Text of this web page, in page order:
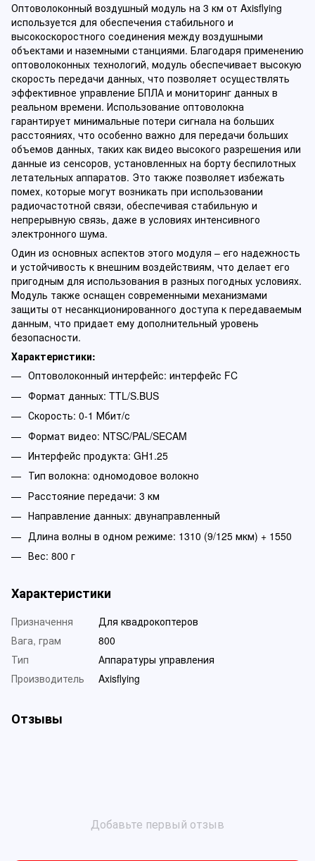
Оптоволоконный воздушный модуль на 3 км от Axisflying
используется для обеспечения стабильного и
высокоскоростного соединения между воздушными
объектами и наземными станциями. Благодаря применению
оптоволоконных технологий, модуль обеспечивает высокую
скорость передачи данных, что позволяет осуществлять
эффективное управление БПЛА и мониторинг данных в
реальном времени. Использование оптоволокна
гарантирует минимальные потери сигнала на больших
расстояниях, что особенно важно для передачи больших
объемов данных, таких как видео высокого разрешения или
данные из сенсоров, установленных на борту беспилотных
летательных аппаратов. Это также позволяет избежать
помех, которые могут возникать при использовании
радиочастотной связи, обеспечивая стабильную и
непрерывную связь, даже в условиях интенсивного
электронного шума.
Один из основных аспектов этого модуля – его надежность
и устойчивость к внешним воздействиям, что делает его
пригодным для использования в разных погодных условиях.
Модуль также оснащен современными механизмами
защиты от несанкционированного доступа к передаваемым
данным, что придает ему дополнительный уровень
безопасности.
Характеристики:
Оптоволоконный интерфейс: интерфейс FC
Формат данных: TTL/S.BUS
Скорость: 0-1 Мбит/с
Формат видео: NTSC/PAL/SECAM
Интерфейс продукта: GH1.25
Тип волокна: одномодовое волокно
Расстояние передачи: 3 км
Направление данных: двунаправленный
Длина волны в одном режиме: 1310 (9/125 мкм) + 1550
Вес: 800 г
Характеристики
Призначення
Для квадрокоптеров
Вага, грам
800
Тип
Аппаратуры управления
Производитель
Axisflying
Отзывы
Добавьте первый отзыв